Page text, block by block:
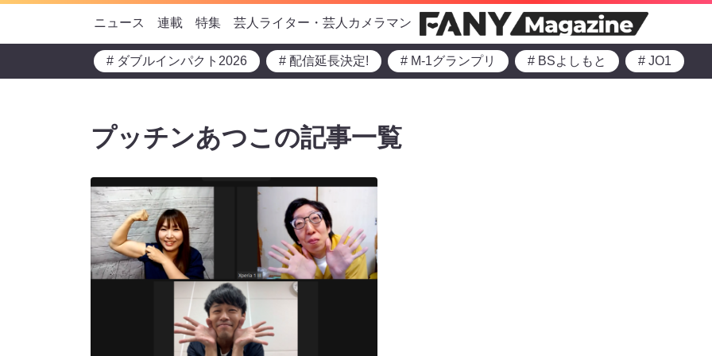
ニュース 連載 特集 芸人ライター・芸人カメラマン
# ダブルインパクト2026 # 配信延長決定! # M-1グランプリ # BSよしもと # JO1
プッチンあつこの記事一覧